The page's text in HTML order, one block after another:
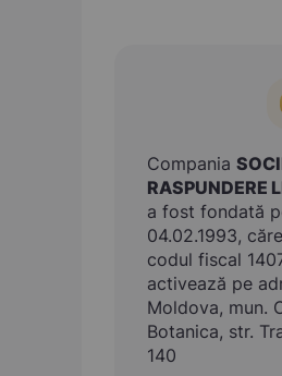
Compania
RASPUNDERE
a fost fondată
04.02.1993,
codul fiscal
activează pe
Moldova, mun.
Botanica, str.
140